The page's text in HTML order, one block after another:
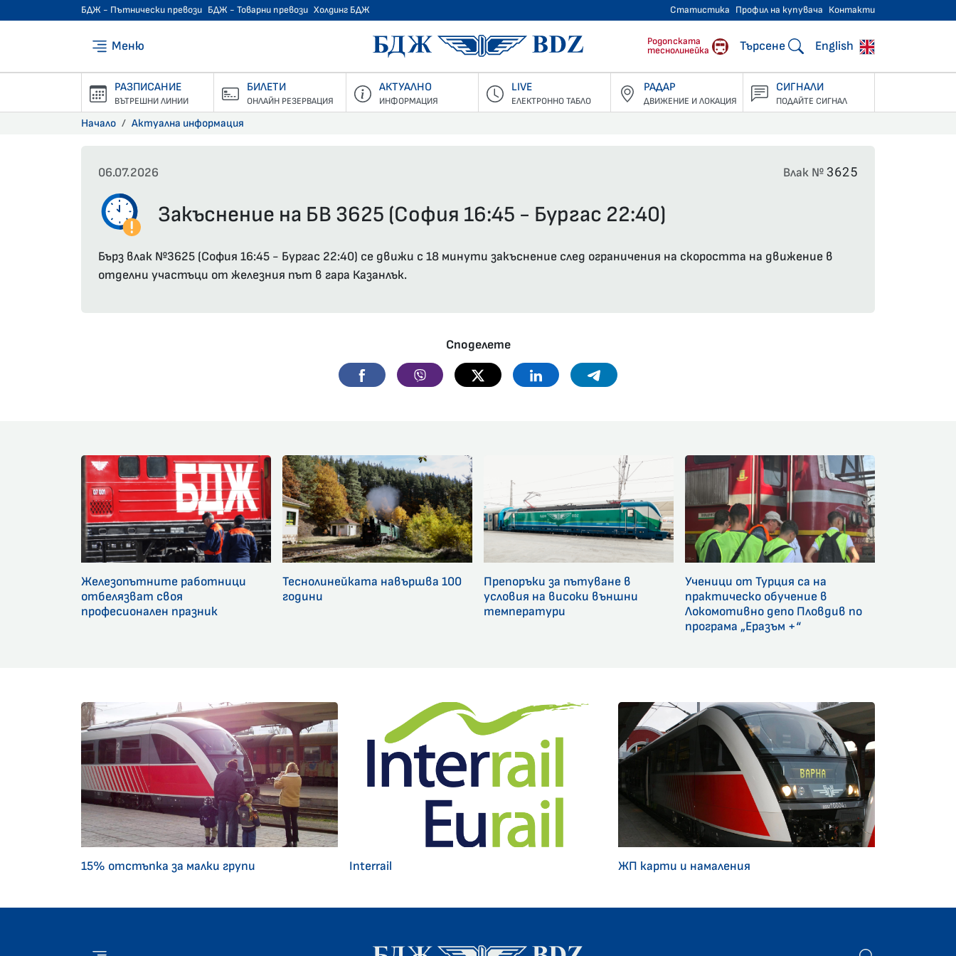
БДЖ - Пътнически превози БДЖ - Товарни превози Холдинг БДЖ Статистика Профил на купувача Контакти
Меню БДЖ - Пътнически превози
Родопската
теснолинейка
Търсене English
РАЗПИСАНИЕ
ВЪТРЕШНИ ЛИНИИ
БИЛЕТИ
ОНЛАЙН РЕЗЕРВАЦИЯ
АКТУАЛНО
ИНФОРМАЦИЯ
LIVE
ЕЛЕКТРОННО ТАБЛО
РАДАР
ДВИЖЕНИЕ И ЛОКАЦИЯ
СИГНАЛИ
ПОДАЙТЕ СИГНАЛ
Начало Актуална информация
06.07.2026 Влак № 3625
Закъснение на БВ 3625 (София 16:45 - Бургас 22:40)
Бърз влак №3625 (София 16:45 - Бургас 22:40) се движи с 18 минути закъснение след ограничения на скоростта на движение в
отделни участъци от железния път в гара Казанлък.
Споделете
Facebook Viber Twitter Linkedin Telegram
Железопътните работници
отбелязват своя
професионален празник
Теснолинейката навършва 100
години
Препоръки за пътуване в
условия на високи външни
температури
Ученици от Турция са на
практическо обучение в
Локомотивно депо Пловдив по
програма „Еразъм +“
15% отстъпка за малки групи Interrail ЖП карти и намаления